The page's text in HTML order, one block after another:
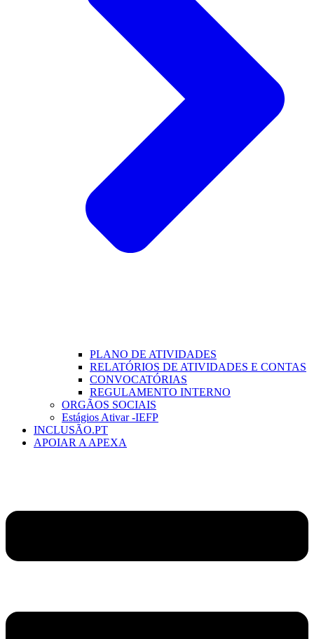
PLANO DE ATIVIDADES
RELATÓRIOS DE ATIVIDADES E CONTAS
CONVOCATÓRIAS
REGULAMENTO INTERNO
ORGÃOS SOCIAIS
Estágios Ativar -IEFP
INCLUSÃO.PT
APOIAR A APEXA